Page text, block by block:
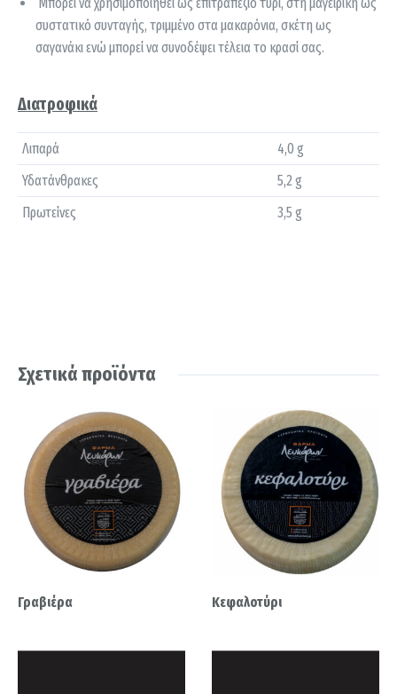
συστατικό συνταγής, τριμμένο στα μακαρόνια, σκέτη ως
σαγανάκι ενώ μπορεί να συνοδέψει τέλεια το κρασί σας.
Διατροφικά
Λιπαρά
4,0 g
Υδατάνθρακες
5,2 g
Πρωτείνες
3,5 g
Σχετικά προϊόντα
Γραβιέρα Κεφαλοτύρι